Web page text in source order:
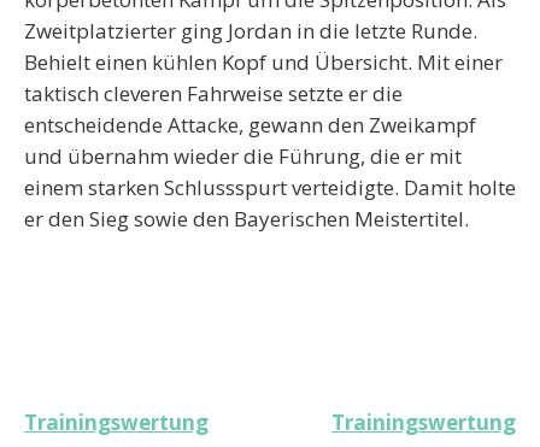
Zweitplatzierter ging Jordan in die letzte Runde.
Behielt einen kühlen Kopf und Übersicht. Mit einer
taktisch cleveren Fahrweise setzte er die
entscheidende Attacke, gewann den Zweikampf
und übernahm wieder die Führung, die er mit
einem starken Schlussspurt verteidigte. Damit holte
er den Sieg sowie den Bayerischen Meistertitel.
Beitragsnavigation
Trainingswertung Trainingswertung